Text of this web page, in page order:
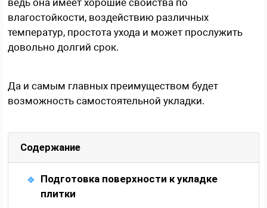
ведь она имеет хорошие свойства по
влагостойкости, воздействию различных
температур, простота ухода и может прослужить
довольно долгий срок.
Да и самым главных преимуществом будет
возможность самостоятельной укладки.
Содержание
Подготовка поверхности к укладке
плитки